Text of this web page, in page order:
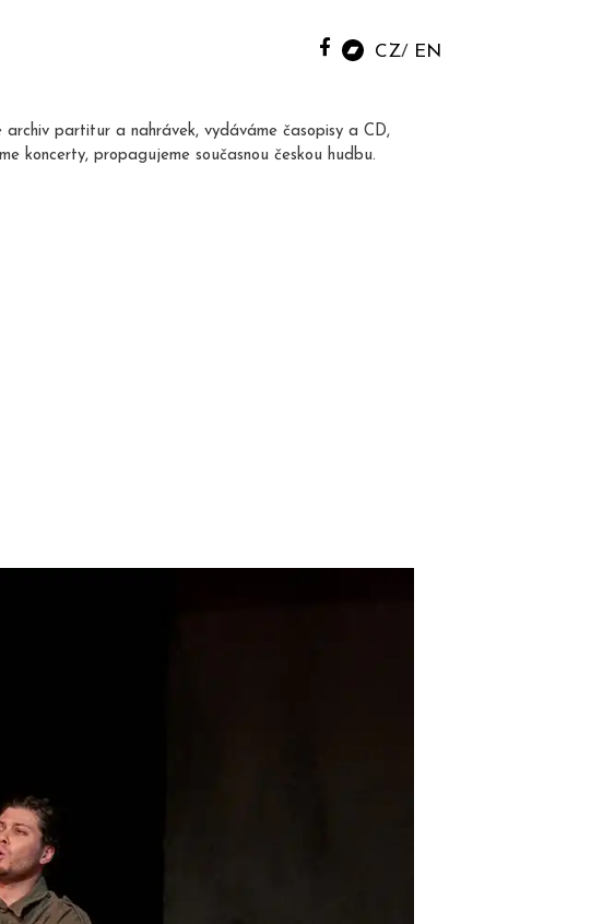
CZ EN
archiv partitur a nahrávek, vydáváme časopisy a CD,
koncerty, propagujeme současnou českou hudbu.